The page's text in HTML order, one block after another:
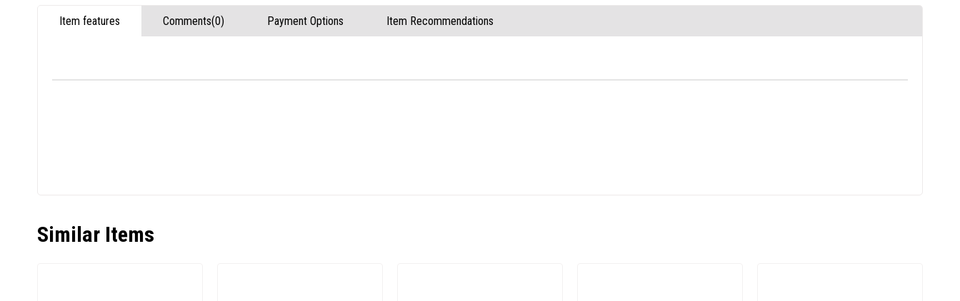
Item features Comments(0) Payment Options Item Recommendations
Similar Items